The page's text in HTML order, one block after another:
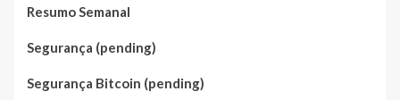
Resumo Semanal
Segurança (pending)
Segurança Bitcoin (pending)